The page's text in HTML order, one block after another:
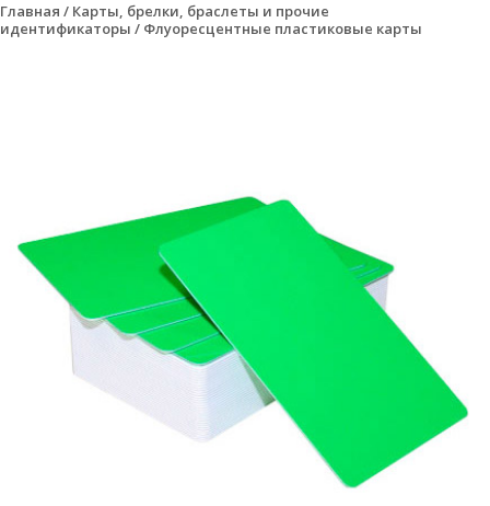
Главная / Карты, брелки, браслеты и прочие
идентификаторы / Флуоресцентные пластиковые карты